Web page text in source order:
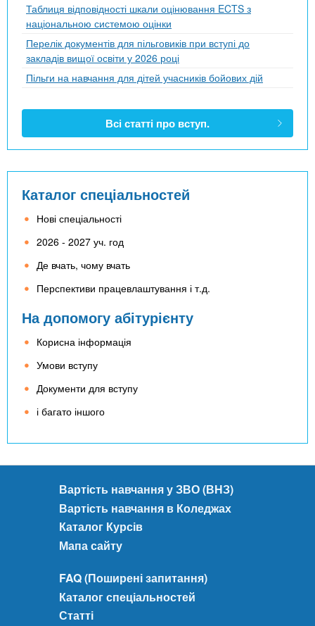
Таблиця відповідності шкали оцінювання ECTS з
національною системою оцінки
Перелік документів для пільговиків при вступі до
закладів вищої освіти у 2026 році
Пільги на навчання для дітей учасників бойових дій
Всі статті про вступ.
Каталог спеціальностей
Нові спеціальності
2026 - 2027 уч. год
Де вчать, чому вчать
Перспективи працевлаштування і т.д.
На допомогу абітурієнту
Корисна інформація
Умови вступу
Документи для вступу
і багато іншого
Вартість навчання у ЗВО (ВНЗ)
Вартість навчання в Коледжах
Каталог Курсів
Мапа сайту
FAQ (Поширені запитання)
Каталог спеціальностей
Статті